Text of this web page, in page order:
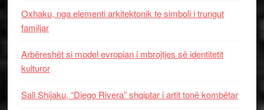
Oxhaku, nga elementi arkitektonik te simboli i trungut
familjar
Arbëreshët si model evropian i mbrojtjes së identitetit
kulturor
Sali Shijaku, “Diego Rivera” shqiptar i artit tonë kombëtar